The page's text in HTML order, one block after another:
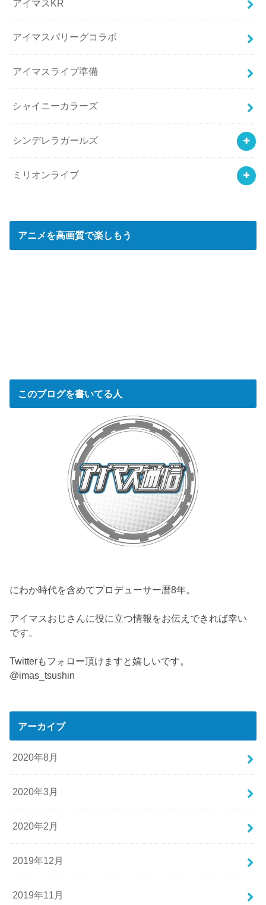
アイマスKR
アイマスパリーグコラボ
アイマスライブ準備
シャイニーカラーズ
シンデレラガールズ
ミリオンライブ
アニメを高画質で楽しもう
このブログを書いてる人
にわか時代を含めてプロデューサー暦8年。
アイマスおじさんに役に立つ情報をお伝えできれば幸い
です。
Twitterもフォロー頂けますと嬉しいです。
@imas_tsushin
アーカイブ
2020年8月
2020年3月
2020年2月
2019年12月
2019年11月